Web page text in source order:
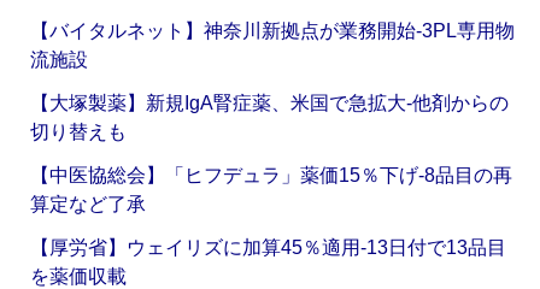
【バイタルネット】神奈川新拠点が業務開始‐3PL専用物
流施設
【大塚製薬】新規IgA腎症薬、米国で急拡大‐他剤からの
切り替えも
【中医協総会】「ヒフデュラ」薬価15％下げ‐8品目の再
算定など了承
【厚労省】ウェイリズに加算45％適用‐13日付で13品目
を薬価収載